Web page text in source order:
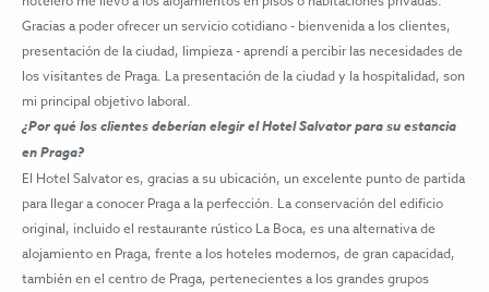
Gracias a poder ofrecer un servicio cotidiano - bienvenida a los clientes,
presentación de la ciudad, limpieza - aprendí a percibir las necesidades de
los visitantes de Praga. La presentación de la ciudad y la hospitalidad, son
mi principal objetivo laboral.
¿Por qué los clientes deberían elegir el Hotel Salvator para su estancia
en Praga?
El Hotel Salvator es, gracias a su ubicación, un excelente punto de partida
para llegar a conocer Praga a la perfección. La conservación del edificio
original, incluido el restaurante rústico La Boca, es una alternativa de
alojamiento en Praga, frente a los hoteles modernos, de gran capacidad,
también en el centro de Praga, pertenecientes a los grandes grupos